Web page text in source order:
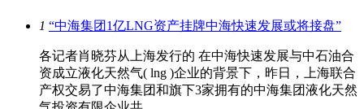
1 “中海集团1亿LNG资产挂牌中海快速发展或将接盘”
各记者肖晓芬从上海发行的 在中海快速发展与中石油合
资成立液化天然气( lng )企业的背景下，昨日，上海联合
产权交易了中海集团和旗下3家拥有的中海集团液化天然